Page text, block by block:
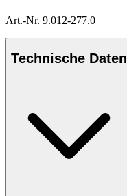
Art.-Nr. 9.012-277.0
Technische Daten